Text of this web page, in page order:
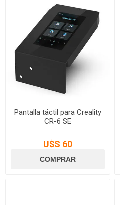
Pantalla táctil para Creality
CR-6 SE
U$S 60